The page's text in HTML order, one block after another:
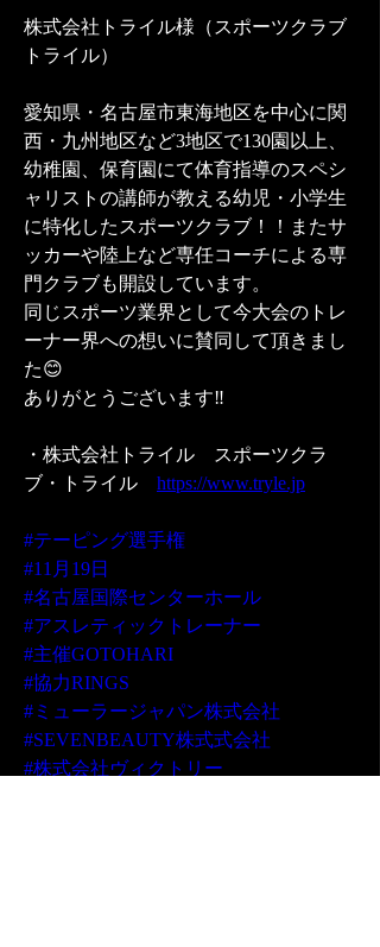
株式会社トライル様（スポーツクラブ
トライル）
愛知県・名古屋市東海地区を中心に関
西・九州地区など3地区で130園以上、
幼稚園、保育園にて体育指導のスペシ
ャリストの講師が教える幼児・小学生
に特化したスポーツクラブ！！またサ
ッカーや陸上など専任コーチによる専
門クラブも開設しています。
同じスポーツ業界として今大会のトレ
ーナー界への想いに賛同して頂きまし
た😊
ありがとうございます‼️
・株式会社トライル　スポーツクラ
ブ・トライル https://www.tryle.jp
#テーピング選手権
#11月19日
#名古屋国際センターホール
#アスレティックトレーナー
#主催GOTOHARI
#協力RINGS
#ミューラージャパン株式会社
#SEVENBEAUTY株式式会社
#株式会社ヴィクトリー